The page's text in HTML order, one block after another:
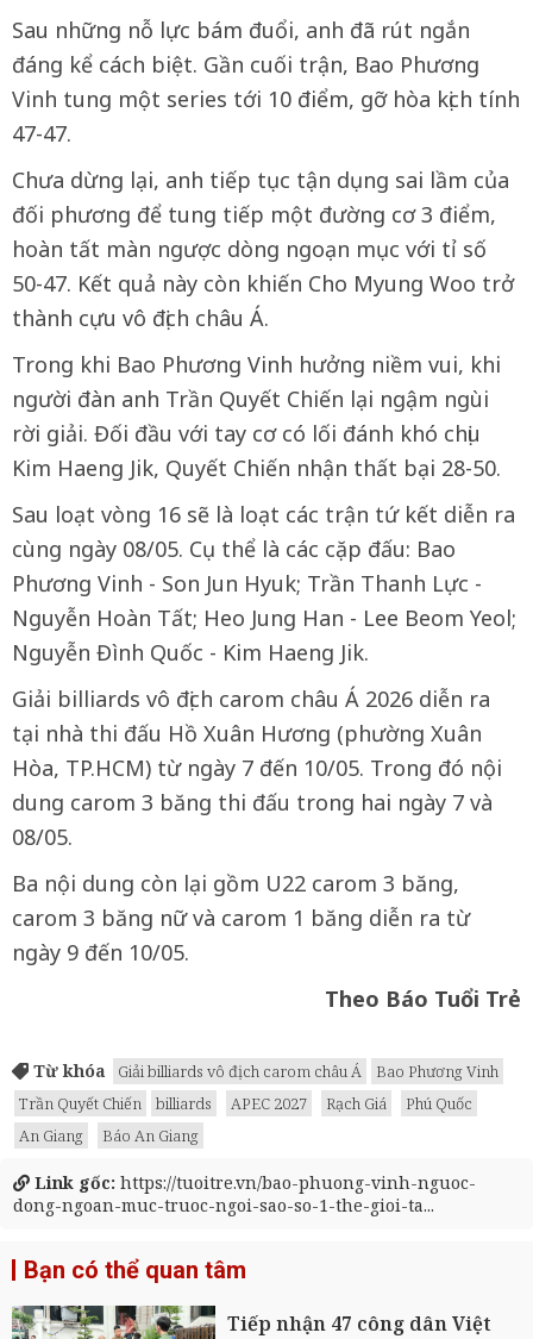
Sau những nỗ lực bám đuổi, anh đã rút ngắn
đáng kể cách biệt. Gần cuối trận, Bao Phương
Vinh tung một series tới 10 điểm, gỡ hòa kịch tính
47-47.
Chưa dừng lại, anh tiếp tục tận dụng sai lầm của
đối phương để tung tiếp một đường cơ 3 điểm,
hoàn tất màn ngược dòng ngoạn mục với tỉ số
50-47. Kết quả này còn khiến Cho Myung Woo trở
thành cựu vô địch châu Á.
Trong khi Bao Phương Vinh hưởng niềm vui, khi
người đàn anh Trần Quyết Chiến lại ngậm ngùi
rời giải. Đối đầu với tay cơ có lối đánh khó chịu
Kim Haeng Jik, Quyết Chiến nhận thất bại 28-50.
Sau loạt vòng 16 sẽ là loạt các trận tứ kết diễn ra
cùng ngày 08/05. Cụ thể là các cặp đấu: Bao
Phương Vinh - Son Jun Hyuk; Trần Thanh Lực -
Nguyễn Hoàn Tất; Heo Jung Han - Lee Beom Yeol;
Nguyễn Đình Quốc - Kim Haeng Jik.
Giải billiards vô địch carom châu Á 2026 diễn ra
tại nhà thi đấu Hồ Xuân Hương (phường Xuân
Hòa, TP.HCM) từ ngày 7 đến 10/05. Trong đó nội
dung carom 3 băng thi đấu trong hai ngày 7 và
08/05.
Ba nội dung còn lại gồm U22 carom 3 băng,
carom 3 băng nữ và carom 1 băng diễn ra từ
ngày 9 đến 10/05.
Theo Báo Tuổi Trẻ
Từ khóa Giải billiards vô địch carom châu Á
Bao Phương Vinh
Trần Quyết Chiến
billiards APEC 2027 Rạch Giá
Phú Quốc
An Giang
Báo An Giang
Link gốc: https://tuoitre.vn/bao-phuong-vinh-nguoc-
dong-ngoan-muc-truoc-ngoi-sao-so-1-the-gioi-ta...
Bạn có thể quan tâm
Tiếp nhận 47 công dân Việt